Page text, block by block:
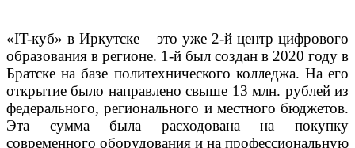
«IT-куб» в Иркутске – это уже 2-й центр цифрового
образования в регионе. 1-й был создан в 2020 году в
Братске на базе политехнического колледжа. На его
открытие было направлено свыше 13 млн. рублей из
федерального, регионального и местного бюджетов.
Эта сумма была расходована на покупку
современного оборудования и на профессиональную